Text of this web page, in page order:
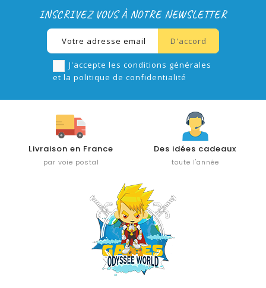
INSCRIVEZ VOUS À NOTRE NEWSLETTER
J'accepte les conditions générales
et la politique de confidentialité
Livraison en France
par voie postal
Des idées cadeaux
toute l'année